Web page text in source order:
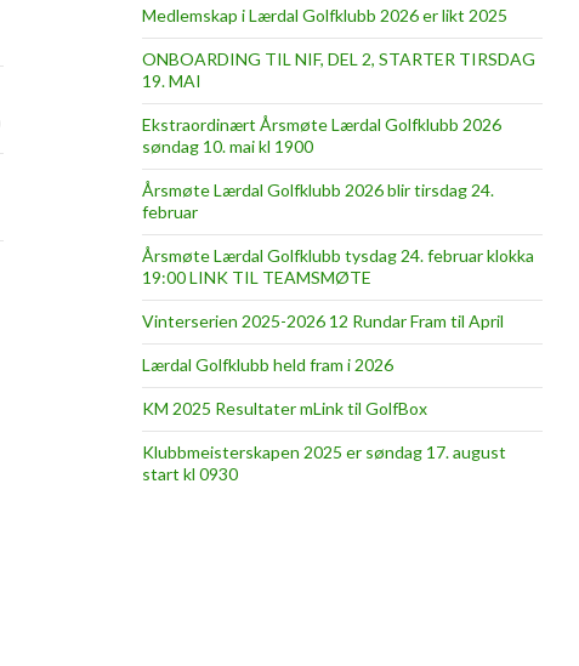
Medlemskap i Lærdal Golfklubb 2026 er likt 2025
ONBOARDING TIL NIF, DEL 2, STARTER TIRSDAG
19. MAI
Ekstraordinært Årsmøte Lærdal Golfklubb 2026
søndag 10. mai kl 1900
Årsmøte Lærdal Golfklubb 2026 blir tirsdag 24.
februar
Årsmøte Lærdal Golfklubb tysdag 24. februar klokka
19:00 LINK TIL TEAMSMØTE
Vinterserien 2025-2026 12 Rundar Fram til April
Lærdal Golfklubb held fram i 2026
KM 2025 Resultater mLink til GolfBox
Klubbmeisterskapen 2025 er søndag 17. august
start kl 0930